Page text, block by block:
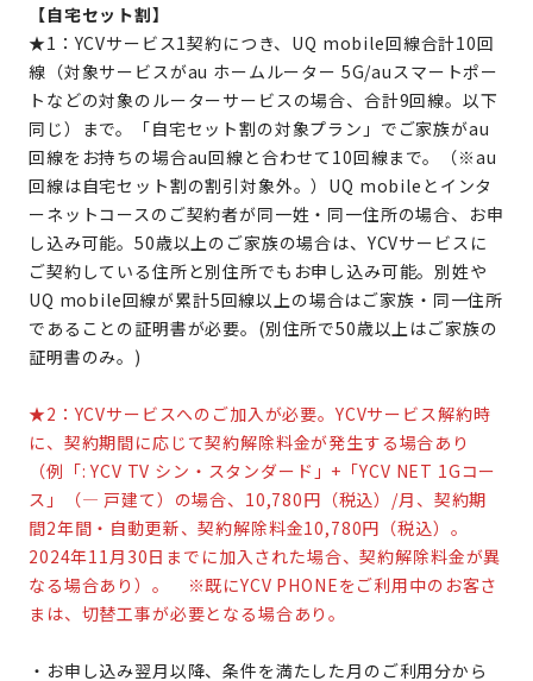
【自宅セット割】
★1：YCVサービス1契約につき、UQ mobile回線合計10回
線（対象サービスがau ホームルーター 5G/auスマートポー
トなどの対象のルーターサービスの場合、合計9回線。以下
同じ）まで。「自宅セット割の対象プラン」でご家族がau
回線をお持ちの場合au回線と合わせて10回線まで。（※au
回線は自宅セット割の割引対象外。）UQ mobileとインタ
ーネットコースのご契約者が同一姓・同一住所の場合、お申
し込み可能。50歳以上のご家族の場合は、YCVサービスに
ご契約している住所と別住所でもお申し込み可能。別姓や
UQ mobile回線が累計5回線以上の場合はご家族・同一住所
であることの証明書が必要。(別住所で50歳以上はご家族の
証明書のみ。)
★2：YCVサービスへのご加入が必要。YCVサービス解約時
に、契約期間に応じて契約解除料金が発生する場合あり
（例「: YCV TV シン・スタンダード」+「YCV NET 1Gコー
ス」（― 戸建て）の場合、10,780円（税込）/月、契約期
間2年間・自動更新、契約解除料金10,780円（税込）。
2024年11月30日までに加入された場合、契約解除料金が異
なる場合あり）。 ※既にYCV PHONEをご利用中のお客さ
まは、切替工事が必要となる場合あり。
・お申し込み翌月以降、条件を満たした月のご利用分から